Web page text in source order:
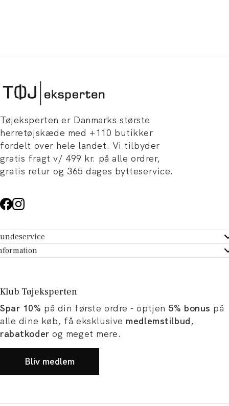
Tøjeksperten er Danmarks største
herretøjskæde med +110 butikker
fordelt over hele landet. Vi tilbyder
gratis fragt v/ 499 kr. på alle ordrer,
gratis retur og 365 dages bytteservice.
- Hjælpecenter
dit køb
Tøjeksperten
og artikler
og karriere
Klub Tøjeksperten
Spar 10% på din første ordre - optjen 5% bonus på
alle dine køb, få eksklusive medlemstilbud,
rabatkoder og meget mere.
Bliv medlem